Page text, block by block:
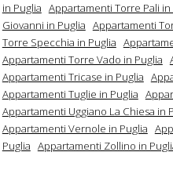
in Puglia Appartamenti Torre Pali in
Giovanni in Puglia Appartamenti
Torre Specchia in Puglia
Appartamenti Torre Vado in Puglia
Appartamenti Tricase in Puglia
Appartamenti Tuglie in Puglia
Appartamenti Uggiano La Chiesa in
Appartamenti Vernole in Puglia
Puglia Appartamenti Zollino in